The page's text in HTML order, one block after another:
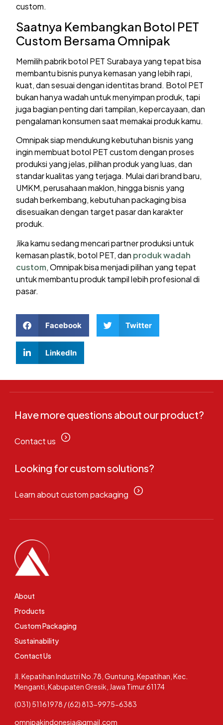
custom.
Saatnya Kembangkan Botol PET
Custom Bersama Omnipak
Memilih pabrik botol PET Surabaya yang tepat bisa
membantu bisnis punya kemasan yang lebih rapi,
kuat, dan sesuai dengan identitas brand. Botol PET
bukan hanya wadah untuk menyimpan produk, tapi
juga bagian penting dari tampilan, kepercayaan, dan
pengalaman konsumen saat memakai produk kamu.
Omnipak siap mendukung kebutuhan bisnis yang
ingin membuat botol PET custom dengan proses
produksi yang jelas, pilihan produk yang luas, dan
standar kualitas yang terjaga. Mulai dari brand baru,
UMKM, perusahaan maklon, hingga bisnis yang
sudah berkembang, kebutuhan packaging bisa
disesuaikan dengan target pasar dan karakter
produk.
Jika kamu sedang mencari partner produksi untuk
kemasan plastik, botol PET, dan produk wadah
custom, Omnipak bisa menjadi pilihan yang tepat
untuk membantu produk tampil lebih profesional di
pasar.
Facebook Twitter
LinkedIn
Have more questions about our product?
Contact us
Looking for custom solutions?
Learn about custom packaging
Jl. Kepatihan Industri No.78, Guntung, Kepatihan, Kec.
Menganti, Kabupaten Gresik, Jawa Timur 61174
(031) 51161978 / (62) 813-9975-6383
omnipakindonesia@gmail.com
About
Products
Custom Packaging
Sustainability
Contact Us